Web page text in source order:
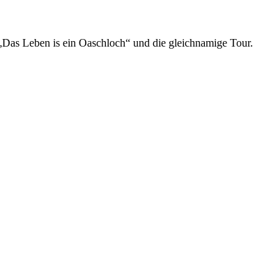
Leben is ein Oaschloch“ und die gleichnamige Tour.